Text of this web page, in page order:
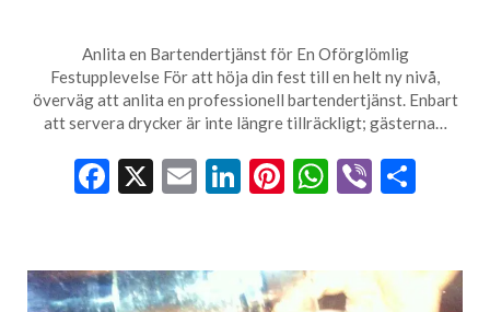
Anlita en Bartendertjänst för En Oförglömlig
Festupplevelse För att höja din fest till en helt ny nivå,
överväg att anlita en professionell bartendertjänst. Enbart
att servera drycker är inte längre tillräckligt; gästerna…
Facebook
X EmailLinkedIn
Pinterest
WhatsApp
Viber